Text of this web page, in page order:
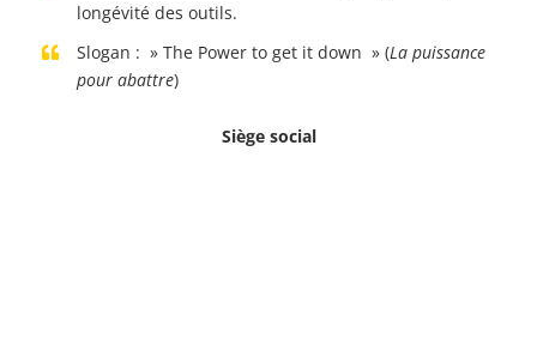
longévité des outils.
Slogan : » The Power to get it down » (La puissance
pour abattre)
Siège social